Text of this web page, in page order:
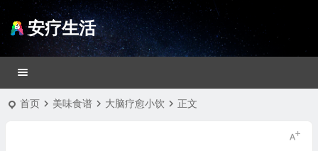
安疗生活
首页 美味食谱 大脑疗愈小饮 正文